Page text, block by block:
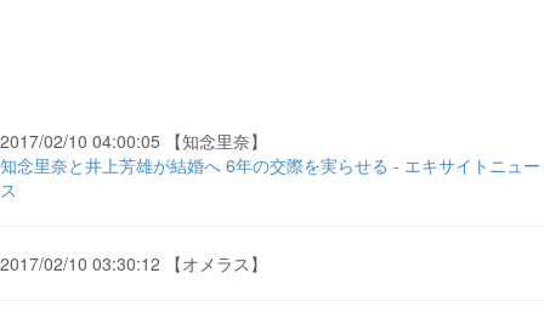
2017/02/10 04:00:05 【知念里奈】
知念里奈と井上芳雄が結婚へ 6年の交際を実らせる - エキサイトニュー
ス
2017/02/10 03:30:12 【オメラス】